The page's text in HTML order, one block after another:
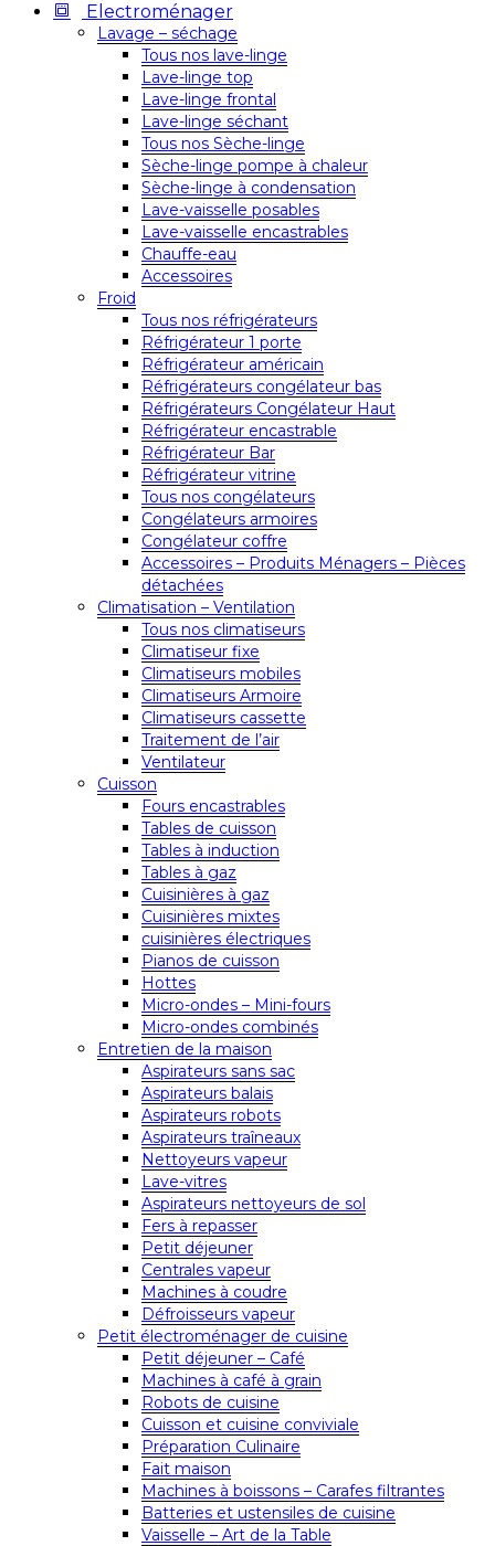
Electroménager
Lavage – séchage
Tous nos lave-linge
Lave-linge top
Lave-linge frontal
Lave-linge séchant
Tous nos Sèche-linge
Sèche-linge pompe à chaleur
Sèche-linge à condensation
Lave-vaisselle posables
Lave-vaisselle encastrables
Chauffe-eau
Accessoires
Froid
Tous nos réfrigérateurs
Réfrigérateur 1 porte
Réfrigérateur américain
Réfrigérateurs congélateur bas
Réfrigérateurs Congélateur Haut
Réfrigérateur encastrable
Réfrigérateur Bar
Réfrigérateur vitrine
Tous nos congélateurs
Congélateurs armoires
Congélateur coffre
Accessoires – Produits Ménagers – Pièces
détachées
Climatisation – Ventilation
Tous nos climatiseurs
Climatiseur fixe
Climatiseurs mobiles
Climatiseurs Armoire
Climatiseurs cassette
Traitement de l’air
Ventilateur
Cuisson
Fours encastrables
Tables de cuisson
Tables à induction
Tables à gaz
Cuisinières à gaz
Cuisinières mixtes
cuisinières électriques
Pianos de cuisson
Hottes
Micro-ondes – Mini-fours
Micro-ondes combinés
Entretien de la maison
Aspirateurs sans sac
Aspirateurs balais
Aspirateurs robots
Aspirateurs traîneaux
Nettoyeurs vapeur
Lave-vitres
Aspirateurs nettoyeurs de sol
Fers à repasser
Petit déjeuner
Centrales vapeur
Machines à coudre
Défroisseurs vapeur
Petit électroménager de cuisine
Petit déjeuner – Café
Machines à café à grain
Robots de cuisine
Cuisson et cuisine conviviale
Préparation Culinaire
Fait maison
Machines à boissons – Carafes filtrantes
Batteries et ustensiles de cuisine
Vaisselle – Art de la Table